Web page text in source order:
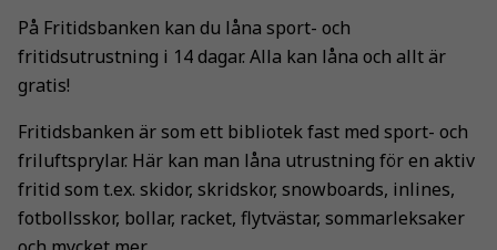
På Fritidsbanken kan du låna sport- och
fritidsutrustning i 14 dagar. Alla kan låna och allt är
gratis!
Fritidsbanken är som ett bibliotek fast med sport- och
friluftsprylar. Här kan man låna utrustning för en aktiv
fritid som t.ex. skidor, skridskor, snowboards, inlines,
fotbollsskor, bollar, racket, flytvästar, sommarleksaker